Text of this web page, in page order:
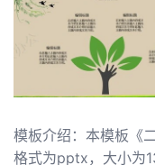
模板介绍：本模板《
格式为pptx，大小为